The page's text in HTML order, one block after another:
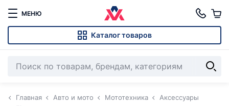
МЕНЮ
Каталог товаров
Главная Авто и мото Мототехника
Аксессуары